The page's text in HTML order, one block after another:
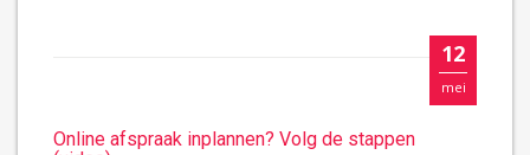
12
mei
Online afspraak inplannen? Volg de stappen